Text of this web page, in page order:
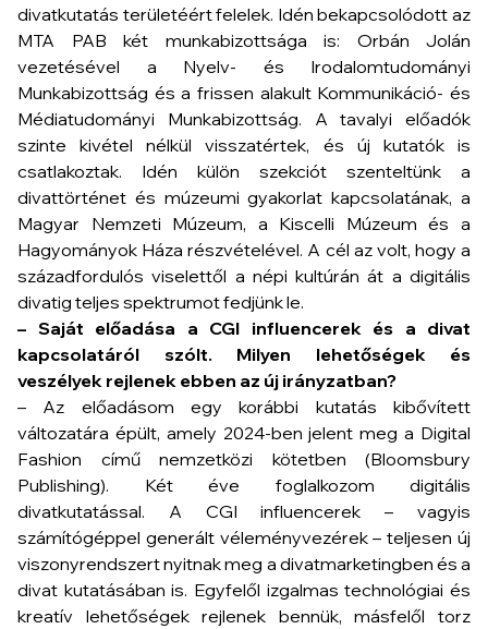
divatkutatás területéért felelek. Idén bekapcsolódott az
MTA PAB két munkabizottsága is: Orbán Jolán
vezetésével a Nyelv- és Irodalomtudományi
Munkabizottság és a frissen alakult Kommunikáció- és
Médiatudományi Munkabizottság. A tavalyi előadók
szinte kivétel nélkül visszatértek, és új kutatók is
csatlakoztak. Idén külön szekciót szenteltünk a
divattörténet és múzeumi gyakorlat kapcsolatának, a
Magyar Nemzeti Múzeum, a Kiscelli Múzeum és a
Hagyományok Háza részvételével. A cél az volt, hogy a
századfordulós viselettől a népi kultúrán át a digitális
divatig teljes spektrumot fedjünk le.
– Saját előadása a CGI influencerek és a divat
kapcsolatáról szólt. Milyen lehetőségek és
veszélyek rejlenek ebben az új irányzatban?
– Az előadásom egy korábbi kutatás kibővített
változatára épült, amely 2024-ben jelent meg a Digital
Fashion című nemzetközi kötetben (Bloomsbury
Publishing). Két éve foglalkozom digitális
divatkutatással. A CGI influencerek – vagyis
számítógéppel generált véleményvezérek – teljesen új
viszonyrendszert nyitnak meg a divatmarketingben és a
divat kutatásában is. Egyfelől izgalmas technológiai és
kreatív lehetőségek rejlenek bennük, másfelől torz